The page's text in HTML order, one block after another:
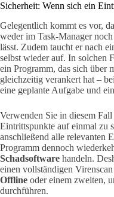
Sicherheit: Wenn sich ein
Gelegentlich kommt es vor,
weder im Task-Manager
lässt. Zudem taucht er nach
selbst wieder auf. In solchen
ein Programm, das sich über
gleichzeitig verankert hat –
eine geplante Aufgabe und
Verwenden Sie in diesem Fall
Eintrittspunkte auf einmal zu
anschließend alle relevanten
Programm dennoch
Schadsoftware handeln.
einen vollständigen
Offline oder einem zweiten,
durchführen.